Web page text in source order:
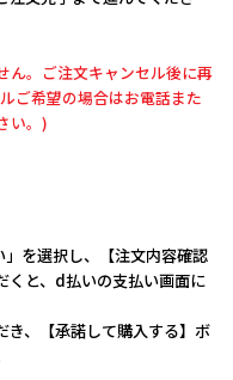
。ご注文キャンセル後に再
ご希望の場合はお電話また
い。)
を選択し、【注文内容確認
と、d払いの支払い画面に
き、【承諾して購入する】ボ